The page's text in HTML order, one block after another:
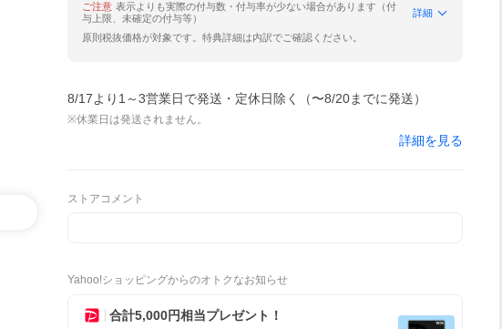
ご注意 表示よりも実際の付与数・付与率が少ない場合があります（付
与上限、未確定の付与等）
詳細
原則税抜価格が対象です。特典詳細は内訳でご確認ください。
8/17より1～3営業日で発送・定休日除く（〜8/20までに発送）
※休業日は発送されません。
詳細を見る
ストアコメント
Yahoo!ショッピングからのオトクなお知らせ
合計5,000円相当プレゼント！